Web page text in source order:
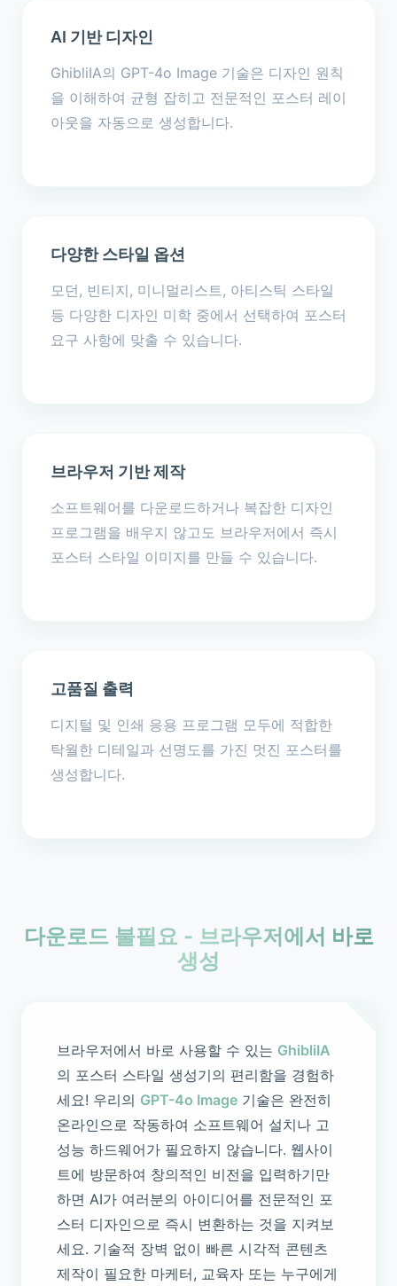
AI 기반 디자인
GhibliIA의 GPT-4o Image 기술은 디자인 원칙
을 이해하여 균형 잡히고 전문적인 포스터 레이
아웃을 자동으로 생성합니다.
다양한 스타일 옵션
모던, 빈티지, 미니멀리스트, 아티스틱 스타일
등 다양한 디자인 미학 중에서 선택하여 포스터
요구 사항에 맞출 수 있습니다.
브라우저 기반 제작
소프트웨어를 다운로드하거나 복잡한 디자인
프로그램을 배우지 않고도 브라우저에서 즉시
포스터 스타일 이미지를 만들 수 있습니다.
고품질 출력
디지털 및 인쇄 응용 프로그램 모두에 적합한
탁월한 디테일과 선명도를 가진 멋진 포스터를
생성합니다.
다운로드 불필요 - 브라우저에서 바로
생성
브라우저에서 바로 사용할 수 있는 GhibliIA
의 포스터 스타일 생성기의 편리함을 경험하
세요! 우리의 GPT-4o Image 기술은 완전히
온라인으로 작동하여 소프트웨어 설치나 고
성능 하드웨어가 필요하지 않습니다. 웹사이
트에 방문하여 창의적인 비전을 입력하기만
하면 AI가 여러분의 아이디어를 전문적인 포
스터 디자인으로 즉시 변환하는 것을 지켜보
세요. 기술적 장벽 없이 빠른 시각적 콘텐츠
제작이 필요한 마케터, 교육자 또는 누구에게